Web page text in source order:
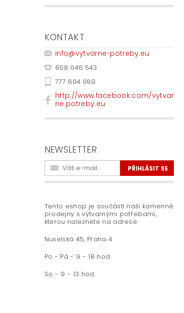
KONTAKT
info@vytvarne-potreby.eu
608 046 543
777 604 089
http://www.facebook.com/vytvar
ne.potreby.eu
NEWSLETTER
Tento eshop je součástí naší kamenné
prodejny s výtvarnými potřebami,
kterou naleznete na adrese:
Nuselská 45, Praha 4
Po - Pá - 9 - 18 hod.
So - 9 - 13 hod.